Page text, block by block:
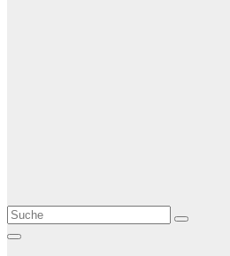
Le Matin
AGENCE DE PRESSE